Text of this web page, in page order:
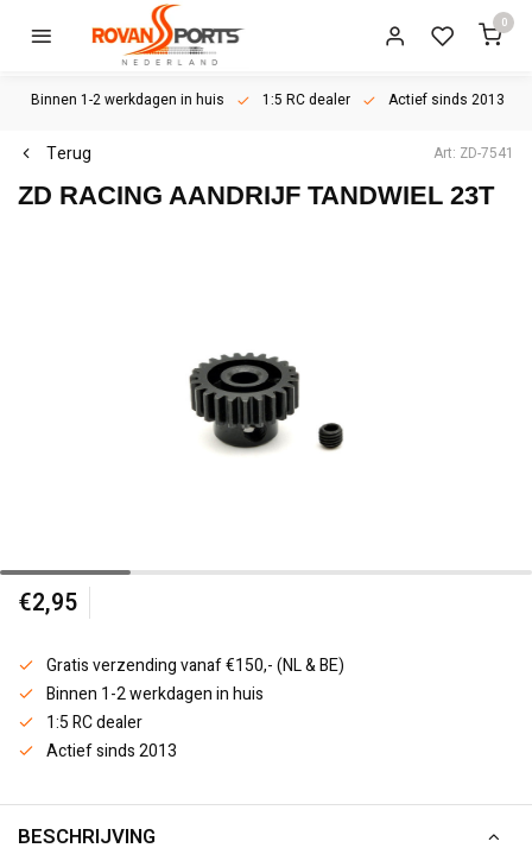
0
Binnen 1-2 werkdagen in huis 1:5 RC dealer Actief sinds 2013
Terug Art: ZD-7541
ZD RACING AANDRIJF TANDWIEL 23T
€2,95
Gratis verzending vanaf €150,- (NL & BE)
Binnen 1-2 werkdagen in huis
1:5 RC dealer
Actief sinds 2013
BESCHRIJVING